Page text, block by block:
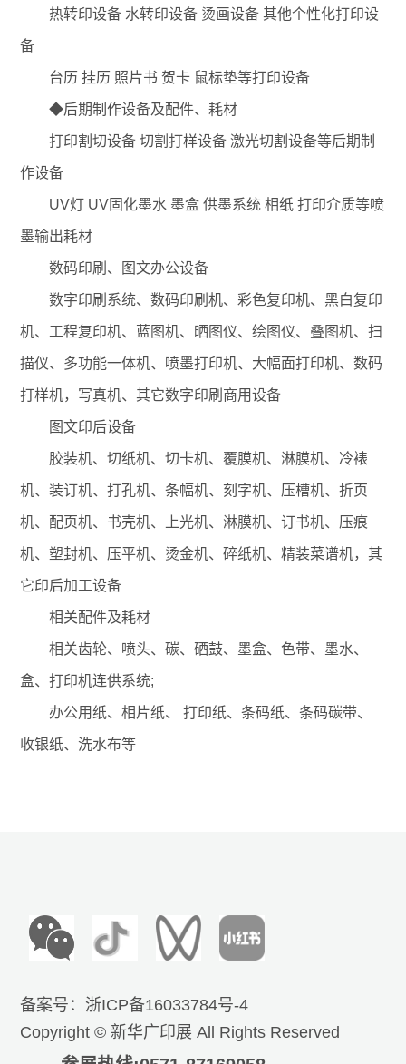
热转印设备 水转印设备 烫画设备 其他个性化打印设
备
台历 挂历 照片书 贺卡 鼠标垫等打印设备
◆后期制作设备及配件、耗材
打印割切设备 切割打样设备 激光切割设备等后期制
作设备
UV灯 UV固化墨水 墨盒 供墨系统 相纸 打印介质等喷
墨输出耗材
数码印刷、图文办公设备
数字印刷系统、数码印刷机、彩色复印机、黑白复印
机、工程复印机、蓝图机、晒图仪、绘图仪、叠图机、扫
描仪、多功能一体机、喷墨打印机、大幅面打印机、数码
打样机，写真机、其它数字印刷商用设备
图文印后设备
胶装机、切纸机、切卡机、覆膜机、淋膜机、冷裱
机、装订机、打孔机、条幅机、刻字机、压槽机、折页
机、配页机、书壳机、上光机、淋膜机、订书机、压痕
机、塑封机、压平机、烫金机、碎纸机、精装菜谱机，其
它印后加工设备
相关配件及耗材
相关齿轮、喷头、碳、硒鼓、墨盒、色带、墨水、
盒、打印机连供系统;
办公用纸、相片纸、 打印纸、条码纸、条码碳带、
收银纸、洗水布等
备案号： 浙ICP备16033784号-4
Copyright © 新华广印展 All Rights Reserved